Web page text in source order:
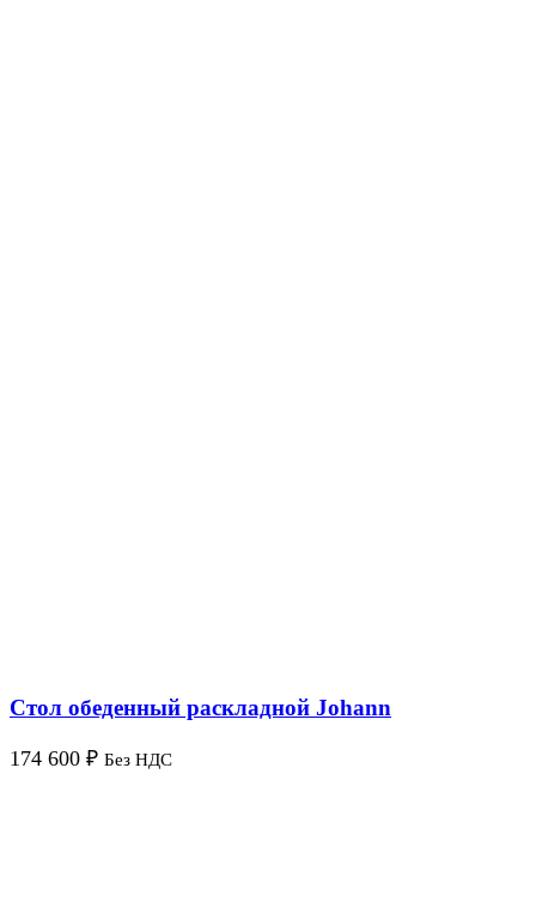
Стол обеденный раскладной Johann
174 600 ₽ Без НДС